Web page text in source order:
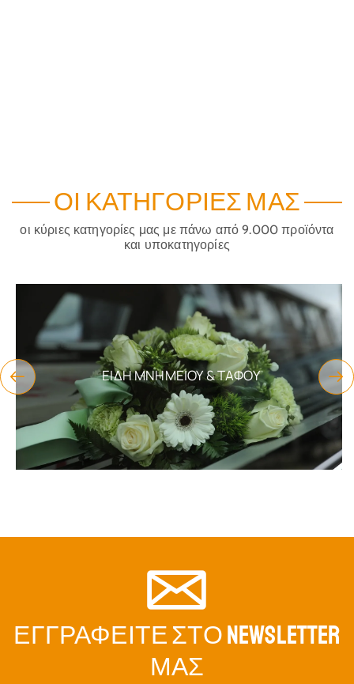
ΟΙ ΚΑΤΗΓΟΡΊΕΣ ΜΑΣ
οι κύριες κατηγορίες μας με πάνω από 9.000 προϊόντα
και υποκατηγορίες
ΕΊΔΗ ΜΝΗΜΕΊΟΥ & ΤΆΦΟΥ
ΕΓΓΡΑΦΕΊΤΕ ΣΤΟ NEWSLETTER
ΜΑΣ